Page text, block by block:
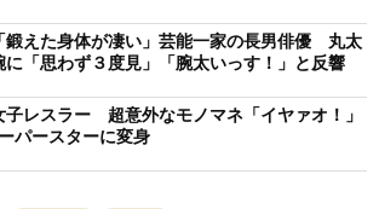
13日生まれ、神奈川県出身。東京女
現役レスラー。テレビ東京系「デカ盛
演するなど、大食いタレントとしても
鍛えた身体が凄い」芸能一家の長男俳優 丸太
に「思わず３度見」「腕太いっす！」と反響
子レスラー 超意外なモノマネ「イヤァオ！」
パースターに変身